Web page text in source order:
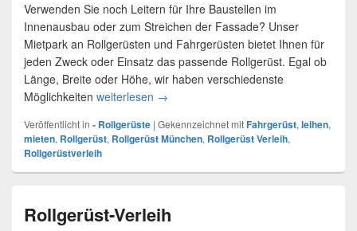
Verwenden Sie noch Leitern für Ihre Baustellen im
Innenausbau oder zum Streichen der Fassade? Unser
Mietpark an Rollgerüsten und Fahrgerüsten bietet Ihnen für
jeden Zweck oder Einsatz das passende Rollgerüst. Egal ob
Länge, Breite oder Höhe, wir haben verschiedenste
Möglichkeiten weiterlesen Rollgerüst & Fahrgerüst mieten / leihen
→
Veröffentlicht in - Rollgerüste | Gekennzeichnet mitFahrgerüst, leihen,
mieten, Rollgerüst, Rollgerüst München, Rollgerüst Verleih,
Rollgerüstverleih
Rollgerüst-Verleih